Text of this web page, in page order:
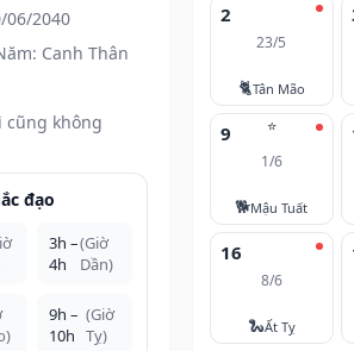
06/2040
Canh Thân
cũng không
đạo
3h –
4h
(Giờ
Dần)
9h –
10h
(Giờ
Tỵ)
2
23/5
🐈Tân Mão
⭐
9
1/6
🐕Mậu Tuất
16
8/6
🐍Ất Tỵ